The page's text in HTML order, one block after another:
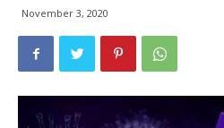
November 3, 2020